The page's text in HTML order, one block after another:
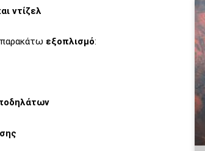
ντίζελ
εξοπλισμό: